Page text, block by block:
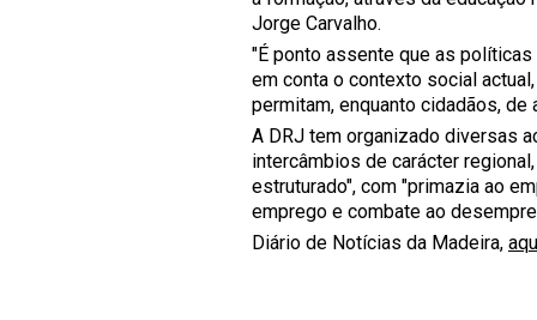
Jorge Carvalho.
"É ponto assente que as
em conta o contexto social
permitam, enquanto cidadãos, de
A DRJ tem organizado diversas
intercâmbios de carácter
estruturado", com "primazia ao
emprego e combate ao
Diário de Notícias da Madeira,